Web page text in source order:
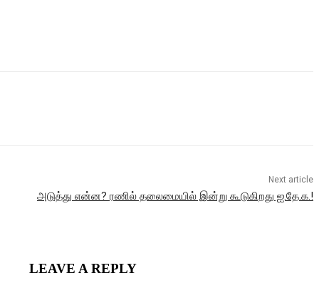
Next article
அடுத்து என்ன? ரணில் தலைமையில் இன்று கூடுகிறது ஐ.தே.க.!
LEAVE A REPLY